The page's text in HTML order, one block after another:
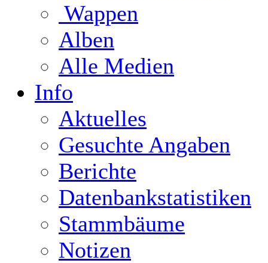
Wappen
Alben
Alle Medien
Info
Aktuelles
Gesuchte Angaben
Berichte
Datenbankstatistiken
Stammbäume
Notizen